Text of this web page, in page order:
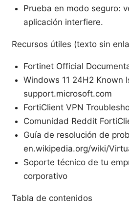
Prueba en modo seguro:
aplicación interfiere.
Recursos útiles (texto sin
Fortinet Official
Windows 11 24H2 Known
support.microsoft.com
FortiClient VPN
Comunidad Reddit
Guía de resolución de
en.wikipedia.org/wiki/
Soporte técnico de tu
corporativo
Tabla de contenidos